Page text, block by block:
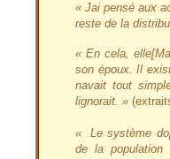
« Jai pensé aux
reste de la
« En cela,
son époux. Il
navait tout
lignorait. »
« Le système
de la population